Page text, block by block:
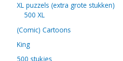
XL puzzels (extra grote stukken)
500 XL
(Comic) Cartoons
King
500 stukjes